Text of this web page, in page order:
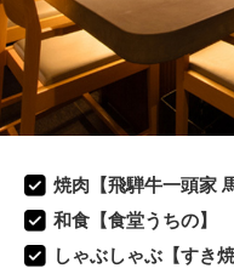
焼肉【飛騨牛一頭家
和食【食堂うちの】
しゃぶしゃぶ【すき